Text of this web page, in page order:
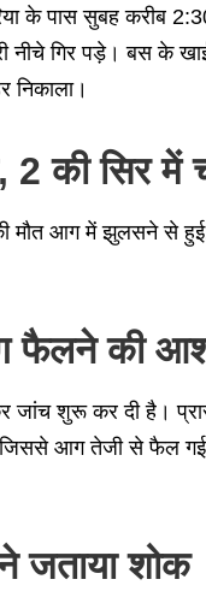
के पास सुबह
नीचे गिर पड़े। बस
निकाला।
की सिर में
मौत आग में झुलसने से
फैलने की
शुरू कर दी है।
आग तेजी से फैल गई।
जताया शोक